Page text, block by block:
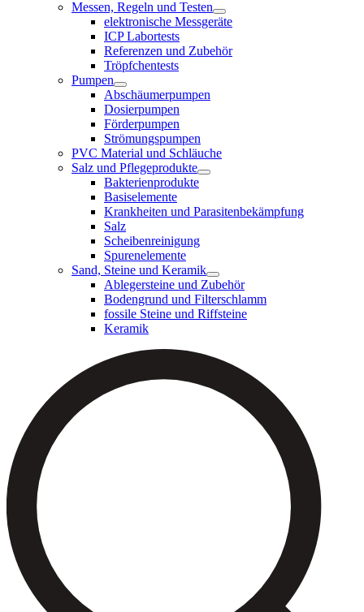
Messen, Regeln und Testen
elektronische Messgeräte
ICP Labortests
Referenzen und Zubehör
Tröpfchentests
Pumpen
Abschäumerpumpen
Dosierpumpen
Förderpumpen
Strömungspumpen
PVC Material und Schläuche
Salz und Pflegeprodukte
Bakterienprodukte
Basiselemente
Krankheiten und Parasitenbekämpfung
Salz
Scheibenreinigung
Spurenelemente
Sand, Steine und Keramik
Ablegersteine und Zubehör
Bodengrund und Filterschlamm
fossile Steine und Riffsteine
Keramik